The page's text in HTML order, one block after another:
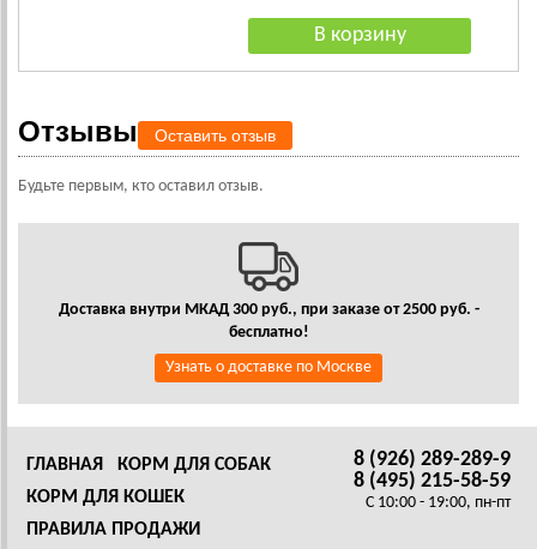
Отзывы Оставить отзыв
Будьте первым, кто оставил отзыв.
Доставка внутри МКАД 300 руб., при заказе от 2500 руб. -
бесплатно!
Узнать о доставке по Москве
8 (926) 289-289-9
8 (495) 215-58-59
C 10:00 - 19:00, пн-пт
ГЛАВНАЯ
КОРМ ДЛЯ СОБАК
КОРМ ДЛЯ КОШЕК
ПРАВИЛА ПРОДАЖИ